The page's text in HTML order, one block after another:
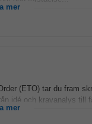
mer
(ETO) tar du fram
idé och kravanalys till
mer